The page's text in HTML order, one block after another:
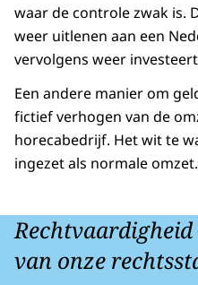
waar de controle zwak is.
weer uitlenen aan een
vervolgens weer
Een andere manier om
fictief verhogen van de
horecabedrijf. Het wit te
ingezet als normale omzet.
van onze